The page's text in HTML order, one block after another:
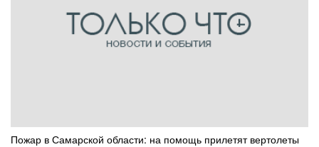
Пожар в Самарской области: на помощь прилетят вертолеты